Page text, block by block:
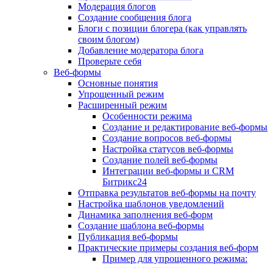
Модерация блогов
Создание сообщения блога
Блоги с позиции блогера (как управлять
своим блогом)
Добавление модератора блога
Проверьте себя
Веб-формы
Основные понятия
Упрощенный режим
Расширенный режим
Особенности режима
Создание и редактирование веб-формы
Создание вопросов веб-формы
Настройка статусов веб-формы
Создание полей веб-формы
Интеграции веб-формы и CRM
Битрикс24
Отправка результатов веб-формы на почту
Настройка шаблонов уведомлений
Динамика заполнения веб-форм
Создание шаблона веб-формы
Публикация веб-формы
Практические примеры создания веб-форм
Пример для упрощенного режима: